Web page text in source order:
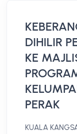
DIHILIR
KE
PERAK
KUALA